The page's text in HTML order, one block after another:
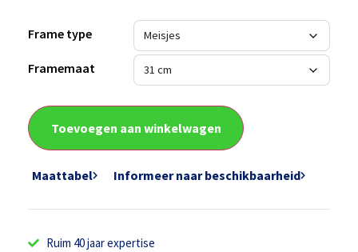
Frame type
Framemaat
Toevoegen aan winkelwagen
Maattabel Informeer naar beschikbaarheid
Ruim 40 jaar expertise